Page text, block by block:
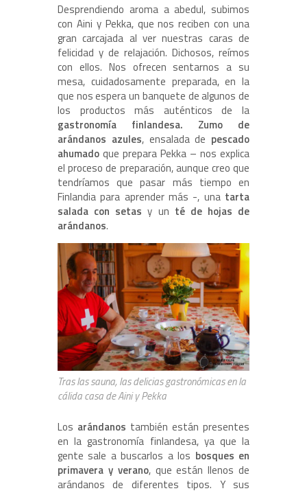
Desprendiendo aroma a abedul, subimos
con Aini y Pekka, que nos reciben con una
gran carcajada al ver nuestras caras de
felicidad y de relajación. Dichosos, reímos
con ellos. Nos ofrecen sentarnos a su
mesa, cuidadosamente preparada, en la
que nos espera un banquete de algunos de
los productos más auténticos de la
gastronomía finlandesa. Zumo de
arándanos azules, ensalada de pescado
ahumado que prepara Pekka – nos explica
el proceso de preparación, aunque creo que
tendríamos que pasar más tiempo en
Finlandia para aprender más -, una tarta
salada con setas y un té de hojas de
arándanos.
Tras las sauna, las delicias gastronómicas en la
cálida casa de Aini y Pekka
Los arándanos también están presentes
en la gastronomía finlandesa, ya que la
gente sale a buscarlos a los bosques en
primavera y verano, que están llenos de
arándanos de diferentes tipos. Y sus